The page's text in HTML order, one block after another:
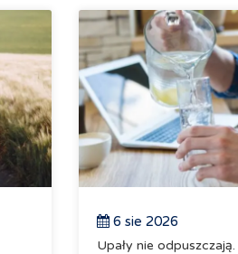
6 sie 2026
Upały nie